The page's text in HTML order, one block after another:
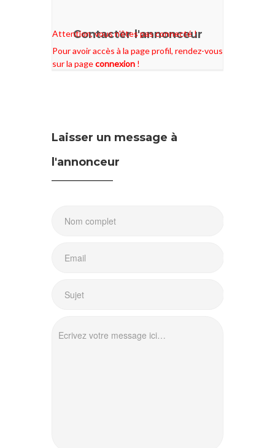
Contacter l'annonceur
Attention, vous n'êtes pas connecté !
Pour avoir accès à la page profil, rendez-vous
sur la pageconnexion !
Laisser un message à
l'annonceur